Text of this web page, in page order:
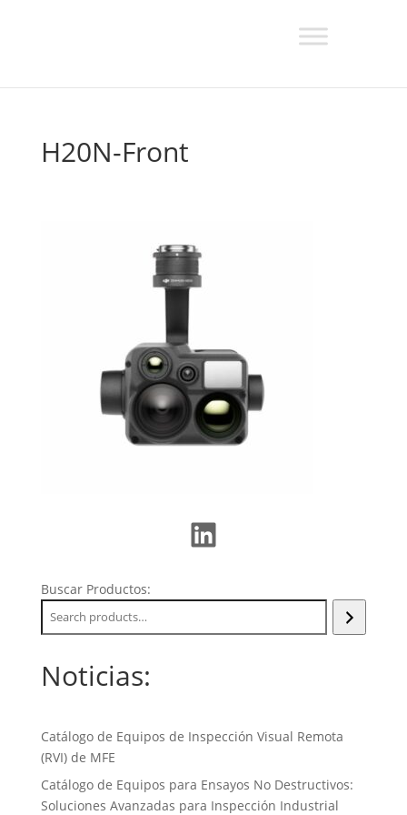
H20N-Front
LinkedIn
Buscar Productos:
Noticias:
Catálogo de Equipos de Inspección Visual Remota
(RVI) de MFE
Catálogo de Equipos para Ensayos No Destructivos:
Soluciones Avanzadas para Inspección Industrial